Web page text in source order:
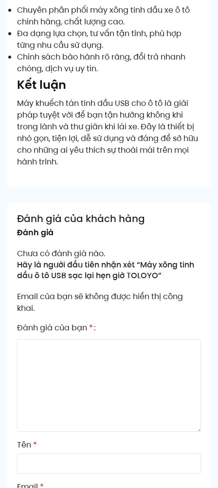
Chuyên phân phối máy xông tinh dầu xe ô tô
chính hãng, chất lượng cao.
Đa dạng lựa chọn, tư vấn tận tình, phù hợp
từng nhu cầu sử dụng.
Chính sách bảo hành rõ ràng, đổi trả nhanh
chóng, dịch vụ uy tín.
Kết luận
Máy khuếch tán tinh dầu USB cho ô tô là giải
pháp tuyệt vời để bạn tận hưởng không khí
trong lành và thư giãn khi lái xe. Đây là thiết bị
nhỏ gọn, tiện lợi, dễ sử dụng và đáng để sở hữu
cho những ai yêu thích sự thoải mái trên mọi
hành trình.
Đánh giá của khách hàng
Đánh giá
Chưa có đánh giá nào.
Hãy là người đầu tiên nhận xét “Máy xông tinh
dầu ô tô USB sạc lại hẹn giờ TOLOYO”
Email của bạn sẽ không được hiển thị công
khai.
Đánh giá của bạn *
Tên *